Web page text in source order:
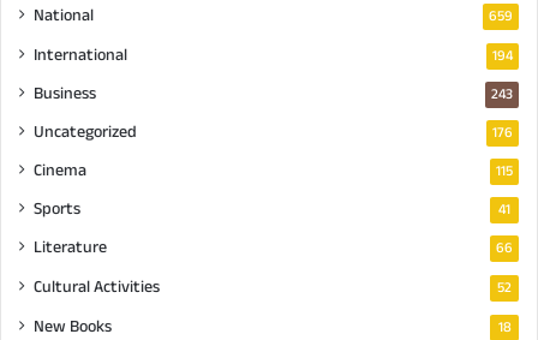
National 659
International 194
Business 243
Uncategorized 176
Cinema 115
Sports 41
Literature 66
Cultural Activities 52
New Books 18